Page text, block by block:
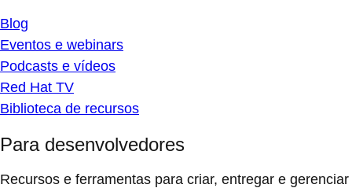
Blog
Eventos e webinars
Podcasts e vídeos
Red Hat TV
Biblioteca de recursos
Para desenvolvedores
Recursos e ferramentas para criar, entregar e gerenciar